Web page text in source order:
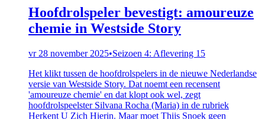
Hoofdrolspeler bevestigt: amoureuze
chemie in Westside Story
vr 28 november 2025•Seizoen 4: Aflevering 15
Het klikt tussen de hoofdrolspelers in de nieuwe Nederlandse
versie van Westside Story. Dat noemt een recensent
'amoureuze chemie' en dat klopt ook wel, zegt
hoofdrolspeelster Silvana Rocha (Maria) in de rubriek
Herkent U Zich Hierin. Maar moet Thijs Snoek geen